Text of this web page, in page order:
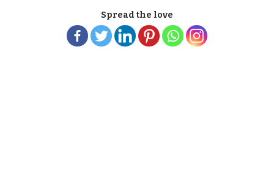
Spread the love